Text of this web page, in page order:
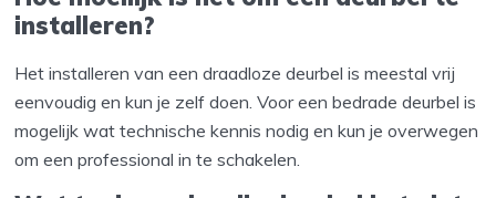
installeren?
Het installeren van een draadloze deurbel is meestal vrij
eenvoudig en kun je zelf doen. Voor een bedrade deurbel is
mogelijk wat technische kennis nodig en kun je overwegen
om een professional in te schakelen.